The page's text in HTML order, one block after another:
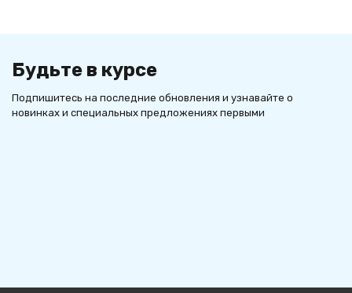
Будьте в курсе
Подпишитесь на последние обновления и узнавайте о
новинках и специальных предложениях первыми